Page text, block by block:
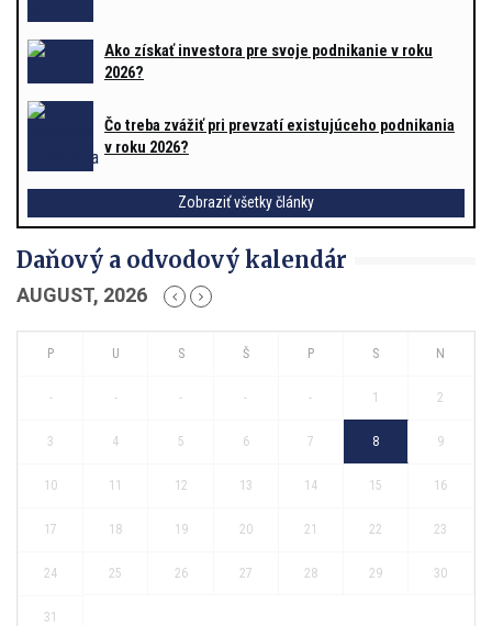
Ako získať investora pre svoje podnikanie v roku
2026?
Čo treba zvážiť pri prevzatí existujúceho podnikania
v roku 2026?
Zobraziť všetky články
Daňový a odvodový kalendár
AUGUST, 2026
- - - - - 1 2
3 4 5 6 7 8 9
10 11 12 13 14 15 16
17 18 19 20 21 22 23
24 25 26 27 28 29 30
31